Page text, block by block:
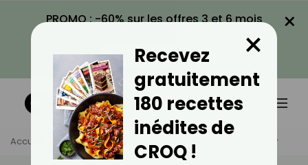
PROMO : -60% sur les offres 3 et 6 mois
VOIR LA PROMO
×
Accueil Actus Recettes Recette De Tomato Burger
Recevez
gratuitement
180 recettes
inédites de
CROQ !
×